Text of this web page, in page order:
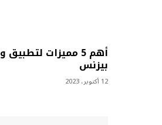
أهم 5 مميزات
بيزنس
12 أكتوبر، 2023